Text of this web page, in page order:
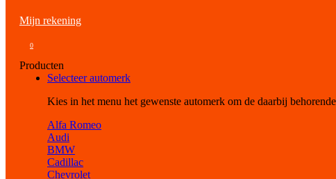
Mijn rekening
0
Producten
Selecteer automerk
Kies in het menu het gewenste automerk om de daarbij
Alfa Romeo
Audi
BMW
Cadillac
Chevrolet